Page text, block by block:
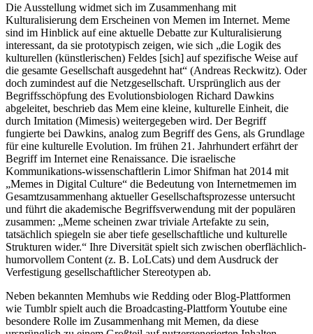
Die Ausstellung widmet sich im Zusammenhang mit
Kulturalisierung dem Erscheinen von Memen im Internet. Meme
sind im Hinblick auf eine aktuelle Debatte zur Kulturalisierung
interessant, da sie prototypisch zeigen, wie sich „die Logik des
kulturellen (künstlerischen) Feldes [sich] auf spezifische Weise auf
die gesamte Gesellschaft ausgedehnt hat“ (Andreas Reckwitz). Oder
doch zumindest auf die Netzgesellschaft. Ursprünglich aus der
Begriffsschöpfung des Evolutionsbiologen Richard Dawkins
abgeleitet, beschrieb das Mem eine kleine, kulturelle Einheit, die
durch Imitation (Mimesis) weitergegeben wird. Der Begriff
fungierte bei Dawkins, analog zum Begriff des Gens, als Grundlage
für eine kulturelle Evolution. Im frühen 21. Jahrhundert erfährt der
Begriff im Internet eine Renaissance. Die israelische
Kommunikations-wissenschaftlerin Limor Shifman hat 2014 mit
„Memes in Digital Culture“ die Bedeutung von Internetmemen im
Gesamtzusammenhang aktueller Gesellschaftsprozesse untersucht
und führt die akademische Begriffsverwendung mit der populären
zusammen: „Meme scheinen zwar triviale Artefakte zu sein,
tatsächlich spiegeln sie aber tiefe gesellschaftliche und kulturelle
Strukturen wider.“ Ihre Diversität spielt sich zwischen oberflächlich-
humorvollem Content (z. B. LoLCats) und dem Ausdruck der
Verfestigung gesellschaftlicher Stereotypen ab.
Neben bekannten Memhubs wie Redding oder Blog-Plattformen
wie Tumblr spielt auch die Broadcasting-Plattform Youtube eine
besondere Rolle im Zusammenhang mit Memen, da diese